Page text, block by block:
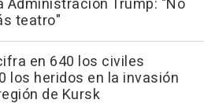
Administración Trump: "No
teatro"
en 640 los civiles
los heridos en la invasión
de Kursk